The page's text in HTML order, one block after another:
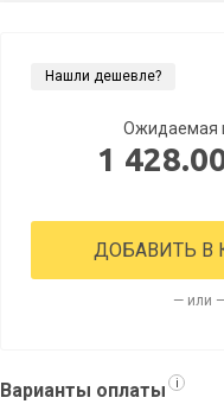
Нашли дешевле?
Ожидаемая
1
ДОБАВИТЬ В
— или
Варианты оплаты i